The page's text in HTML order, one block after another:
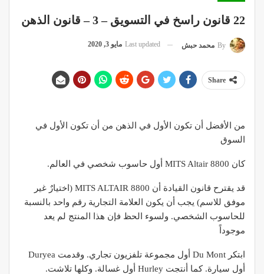
22 قانون راسخ في التسويق – 3 – قانون الذهن
By محمد حبش Last updated مايو 3, 2020
Share
من الأفضل أن تكون الأول في الذهن من أن تكون الأول في
السوق
كان MITS Altair 8800 أول حاسوب شخصي في العالم.
قد يقترح قانون القيادة أن MITS ALTAIR 8800 (اختيارٌ غير
موفق للاسم) يجب أن يكون العلامة التجارية رقم واحد بالنسبة
للحاسوب الشخصي. ولسوء الحظ فإن هذا المنتج لم يعد
موجوداً
ابتكر Du Mont أول مجموعة تلفزيون تجاري. وقدمت Duryea
أول سيارة. كما أنتجت Hurley أول غسالة. وكلها تلاشت.